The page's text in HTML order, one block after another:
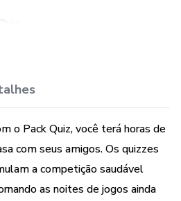
o Pack Quiz, você terá horas de
com seus amigos. Os quizzes
a competição saudável
as noites de jogos ainda